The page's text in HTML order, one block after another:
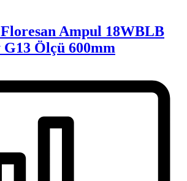
Ampul 18WBLB
G13 Ölçü 600mm